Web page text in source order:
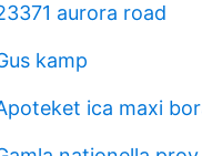
aurora road
kamp
ica maxi